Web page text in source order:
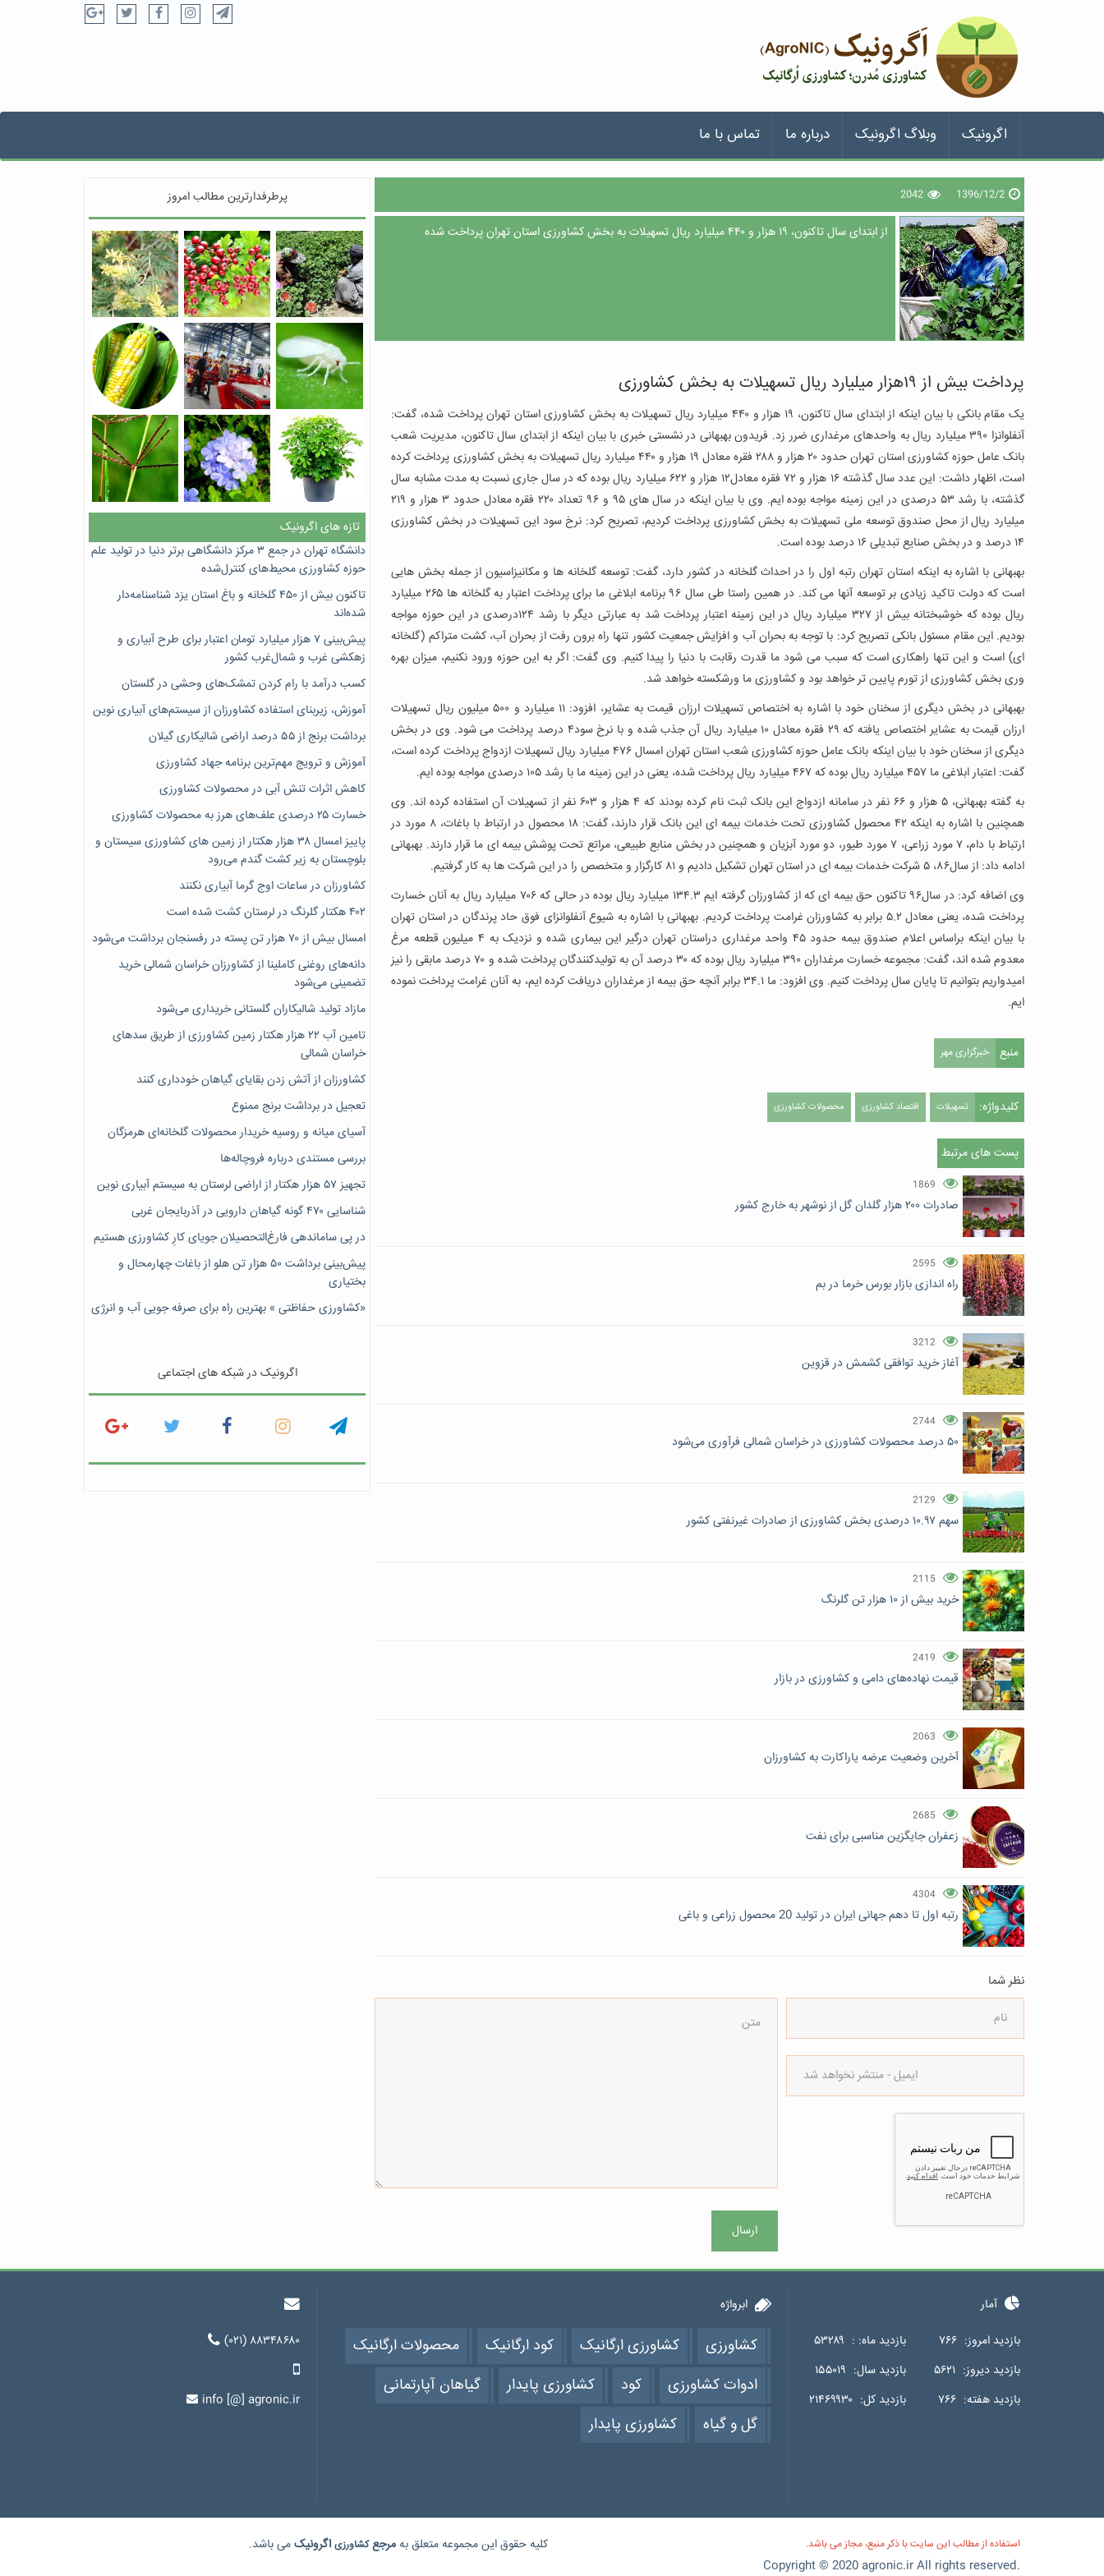
اگرونیک وبلاگ اگرونیک درباره ما تماس با ما
1396/12/2
2042
از ابتدای سال تاکنون، ۱۹ هزار و ۴۴۰ میلیارد ریال تسهیلات به بخش کشاورزی استان تهران پرداخت شده
پرداخت بیش از ۱۹هزار میلیارد ریال تسهیلات به بخش کشاورزی
یک مقام بانکی با بیان اینکه از ابتدای سال تاکنون، ۱۹ هزار و ۴۴۰ میلیارد ریال تسهیلات به بخش کشاورزی استان تهران پرداخت شده، گفت:
آنفلوانزا ۳۹۰ میلیارد ریال به واحدهای مرغداری ضرر زد. فریدون بهبهانی در نشستی خبری با بیان اینکه از ابتدای سال تاکنون، مدیریت شعب
بانک عامل حوزه کشاورزی استان تهران حدود ۲۰ هزار و ۲۸۸ فقره معادل ۱۹ هزار و ۴۴۰ میلیارد ریال تسهیلات به بخش کشاورزی پرداخت کرده
است، اظهار داشت: این عدد سال گذشته ۱۶ هزار و ۷۲ فقره معادل۱۲ هزار و ۶۲۲ میلیارد ریال بوده که در سال جاری نسبت به مدت مشابه سال
گذشته، با رشد ۵۳ درصدی در این زمینه مواجه بوده ایم. وی با بیان اینکه در سال های ۹۵ و ۹۶ تعداد ۲۲۰ فقره معادل حدود ۳ هزار و ۲۱۹
میلیارد ریال از محل صندوق توسعه ملی تسهیلات به بخش کشاورزی پرداخت کردیم، تصریح کرد: نرخ سود این تسهیلات در بخش کشاورزی
۱۴ درصد و در بخش صنایع تبدیلی ۱۶ درصد بوده است.
بهبهانی با اشاره به اینکه استان تهران رتبه اول را در احداث گلخانه در کشور دارد، گفت: توسعه گلخانه ها و مکانیزاسیون از جمله بخش هایی
است که دولت تاکید زیادی بر توسعه آنها می کند. در همین راستا طی سال ۹۶ برنامه ابلاغی ما برای پرداخت اعتبار به گلخانه ها ۲۶۵ میلیارد
ریال بوده که خوشبختانه بیش از ۳۲۷ میلیارد ریال در این زمینه اعتبار پرداخت شد به عبارتی دیگر با رشد ۱۲۴درصدی در این حوزه مواجه
بودیم. این مقام مسئول بانکی تصریح کرد: با توجه به بحران آب و افزایش جمعیت کشور تنها راه برون رفت از بحران آب، کشت متراکم (گلخانه
ای) است و این تنها راهکاری است که سبب می شود ما قدرت رقابت با دنیا را پیدا کنیم. وی گفت: اگر به این حوزه ورود نکنیم، میزان بهره
وری بخش کشاورزی از تورم پایین تر خواهد بود و کشاورزی ما ورشکسته خواهد شد.
بهبهانی در بخش دیگری از سخنان خود با اشاره به اختصاص تسهیلات ارزان قیمت به عشایر، افزود: ۱۱ میلیارد و ۵۰۰ میلیون ریال تسهیلات
ارزان قیمت به عشایر اختصاص یافته که ۲۹ فقره معادل ۱۰ میلیارد ریال آن جذب شده و با نرخ سود۴ درصد پرداخت می شود. وی در بخش
دیگری از سخنان خود با بیان اینکه بانک عامل حوزه کشاورزی شعب استان تهران امسال ۴۷۶ میلیارد ریال تسهیلات ازدواج پرداخت کرده است،
گفت: اعتبار ابلاغی ما ۴۵۷ میلیارد ریال بوده که ۴۶۷ میلیارد ریال پرداخت شده، یعنی در این زمینه ما با رشد ۱۰۵ درصدی مواجه بوده ایم.
به گفته بهبهانی، ۵ هزار و ۶۶ نفر در سامانه ازدواج این بانک ثبت نام کرده بودند که ۴ هزار و ۶۰۳ نفر از تسهیلات آن استفاده کرده اند. وی
همچنین با اشاره به اینکه ۴۲ محصول کشاورزی تحت خدمات بیمه ای این بانک قرار دارند، گفت: ۱۸ محصول در ارتباط با باغات، ۸ مورد در
ارتباط با دام، ۷ مورد زراعی، ۷ مورد طیور، دو مورد آبزیان و همچنین در بخش منابع طبیعی، مراتع تحت پوشش بیمه ای ما قرار دارند. بهبهانی
ادامه داد: از سال۸۶، ۵ شرکت خدمات بیمه ای در استان تهران تشکیل دادیم و ۸۱ کارگزار و متخصص را در این شرکت ها به کار گرفتیم.
وی اضافه کرد: در سال۹۶ تاکنون حق بیمه ای که از کشاورزان گرفته ایم ۱۳۴.۳ میلیارد ریال بوده در حالی که ۷۰۶ میلیارد ریال به آنان خسارت
پرداخت شده، یعنی معادل ۵.۲ برابر به کشاورزان غرامت پرداخت کردیم. بهبهانی با اشاره به شیوع آنفلوانزای فوق حاد پرندگان در استان تهران
با بیان اینکه براساس اعلام صندوق بیمه حدود ۴۵ واحد مرغداری دراستان تهران درگیر این بیماری شده و نزدیک به ۴ میلیون قطعه مرغ
معدوم شده اند، گفت: مجموعه خسارت مرغداران ۳۹۰ میلیارد ریال بوده که ۳۰ درصد آن به تولیدکنندگان پرداخت شده و ۷۰ درصد مابقی را نیز
امیدواریم بتوانیم تا پایان سال پرداخت کنیم. وی افزود: ما ۳۴.۱ برابر آنچه حق بیمه از مرغداران دریافت کرده ایم، به آنان غرامت پرداخت نموده
ایم.
منبع خبرگزاری مهر
کلیدواژه: تسهیلات اقتصاد کشاورزی محصولات کشاورزی
پست های مرتبط
1869
صادرات ۲۰۰ هزار گلدان گل از نوشهر به خارج کشور
2595
راه اندازی بازار بورس خرما در بم
3212
آغاز خرید توافقی کشمش در قزوین
2744
۵۰ درصد محصولات کشاورزی در خراسان شمالی فرآوری می‌شود
2129
سهم ۱۰.۹۷ درصدی بخش کشاورزی از صادرات غیرنفتی کشور
2115
خرید بیش از ۱۰ هزار تن گلرنگ
2419
قیمت نهاده‌های دامی و کشاورزی در بازار
2063
آخرین وضعیت عرضه یاراکارت به کشاورزان
2685
زعفران جایگزین مناسبی برای نفت
4304
رتبه اول تا دهم جهانی ایران در تولید 20 محصول زراعی و باغی
نظر شما
ارسال
پرطرفدارترین مطالب امروز
تازه های اگرونیک
دانشگاه تهران در جمع ۳ مرکز دانشگاهی برتر دنیا در تولید علم
حوزه کشاورزی محیط‌های کنترل‌شده
تاکنون بیش از ۴۵۰ گلخانه و باغ استان یزد شناسنامه‌دار
شده‌اند
پیش‌بینی ۷‌ هزار میلیارد تومان اعتبار برای طرح آبیاری و
زهکشی غرب و شمال‌غرب کشور
کسب درآمد با رام کردن تمشک‌های وحشی در گلستان
آموزش، زیربنای استفاده کشاورزان از سیستم‌های آبیاری نوین
برداشت برنج از ۵۵ درصد اراضی شالیکاری گیلان
آموزش و ترویج مهم‌ترین برنامه جهاد کشاورزی
کاهش اثرات تنش آبی در محصولات کشاورزی
خسارت ۲۵ درصدی علف‌های هرز به محصولات کشاورزی
پاییز امسال ۳۸ هزار هکتار از زمین های کشاورزی سیستان و
بلوچستان به زیر کشت گندم می‌رود
کشاورزان در ساعات اوج گرما آبیاری نکنند
۴۰۲ هکتار گلرنگ در لرستان کشت شده است
امسال بیش از ۷۰ هزار تن پسته در رفسنجان برداشت می‌شود
دانه‌های روغنی کاملینا از کشاورزان خراسان شمالی خرید
تضمینی می‌شود
مازاد تولید شالیکاران گلستانی خریداری می‌شود
تامین آب ۲۲ هزار هکتار زمین کشاورزی از طریق سدهای
خراسان شمالی
کشاورزان از آتش زدن بقایای گیاهان خودداری کنند
تعجیل در برداشت برنج ممنوع
آسیای میانه و روسیه خریدار محصولات گلخانه‌ای هرمزگان
بررسی مستندی درباره فروچاله‌ها
تجهیز ۵۷ هزار هکتار از اراضی لرستان به سیستم آبیاری نوین
شناسایی ۴۷٠ گونه گیاهان دارویی در آذربایجان غربی
در پی ساماندهی فارغ‌التحصیلان جویای کارِ کشاورزی هستیم
پیش‎‌بینی برداشت ۵۰ هزار تن هلو از باغات چهارمحال و
بختیاری
«کشاورزی حفاظتی » بهترین راه برای صرفه جویی آب و انرژی
اگرونیک در شبکه های اجتماعی
(۰۲۱) ۸۸۳۴۸۶۸۰
info [@] agronic.ir
ابرواژه
کشاورزی کشاورزی ارگانیک کود ارگانیک
محصولات ارگانیک
ادوات کشاورزی
کود کشاورزی پایدار
گیاهان آپارتمانی
گل و گیاه
کشاورزی پایدار
آمار
بازدید امروز: ۷۶۶ بازدید ماه: : ۵۳۲۸۹
بازدید دیروز: ۵۶۲۱ بازدید سال: ۱۵۵۰۱۹
بازدید هفته: ۷۶۶ بازدید کل: ۲۱۴۶۹۹۳۰
استفاده از مطالب این سایت با ذکر منبع، مجاز می باشد. کلیه حقوق این مجموعه متعلق بهمرجعکشاورزی اگرونیکمی باشد.
Copyright © 2020 agronic.ir All rights reserved.